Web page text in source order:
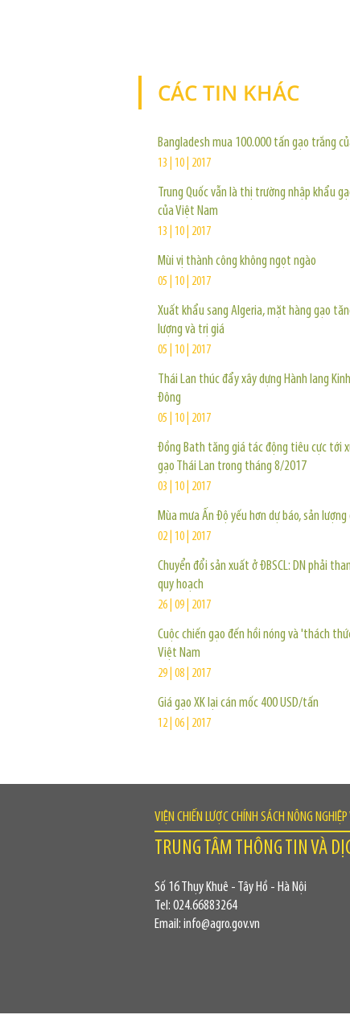
CÁC TIN KHÁC
Bangladesh mua 100.000 tấn gạo trắng
13 | 10 | 2017
Trung Quốc vẫn là thị trường nhập khẩu
của Việt Nam
13 | 10 | 2017
Mùi vị thành công không ngọt ngào
05 | 10 | 2017
Xuất khẩu sang Algeria, mặt hàng gạo
lượng và trị giá
05 | 10 | 2017
Thái Lan thúc đẩy xây dựng Hành lang
Đông
05 | 10 | 2017
Đồng Bath tăng giá tác động tiêu cực tới
gạo Thái Lan trong tháng 8/2017
03 | 10 | 2017
Mùa mưa Ấn Độ yếu hơn dự báo, sản
02 | 10 | 2017
Chuyển đổi sản xuất ở ĐBSCL: DN phải
quy hoạch
26 | 09 | 2017
Cuộc chiến gạo đến hồi nóng và 'thách
Việt Nam
29 | 08 | 2017
Giá gạo XK lại cán mốc 400 USD/tấn
12 | 06 | 2017
VIỆN CHIẾN LƯỢC CHÍNH SÁCH NÔNG
TRUNG TÂM THÔNG TIN VÀ
Số 16 Thụy Khuê - Tây Hồ - Hà Nội
Tel: 024.66883264
Email: info@agro.gov.vn